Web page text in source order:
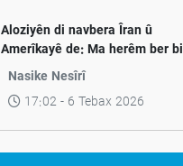
Aloziyên di navbera Îran û
Amerîkayê de: Ma herêm ber bi
aramiyê ve diçe yan jî ber bi
Nasike Nesîrî
17:02 - 6 Tebax 2026